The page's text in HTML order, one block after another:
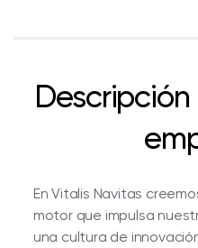
En Vitalis Navitas
motor que impulsa
una cultura de